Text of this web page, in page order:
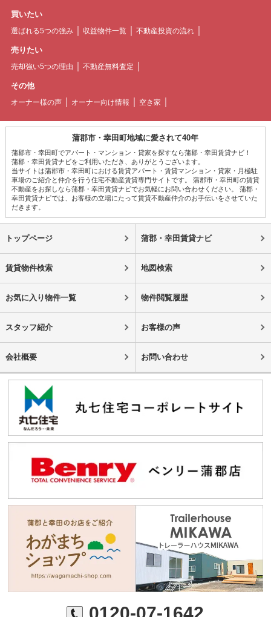
買いたい
選ばれる5つの強み 収益物件一覧 不動産投資の流れ
売りたい
売却強い5つの理由 不動産無料査定
その他
オーナー様の声 オーナー向け情報 空き家
蒲郡市・幸田町地域に愛されて40年
蒲郡市・幸田町でアパート・マンション・貸家を探すなら蒲郡・幸田賃貸ナビ！
蒲郡・幸田賃貸ナビをご利用いただき、ありがとうございます。
当サイトは蒲郡市・幸田町における賃貸アパート・賃貸マンション・貸家・月極駐
車場のご紹介と仲介を行う住宅不動産賃貸専門サイトです。 蒲郡市・幸田町の賃貸
不動産をお探しなら蒲郡・幸田賃貸ナビでお気軽にお問い合わせください。 蒲郡・
幸田賃貸ナビでは、お客様の立場にたって賃貸不動産仲介のお手伝いをさせていた
だきます。
トップページ 蒲郡・幸田賃貸ナビ
賃貸物件検索 地図検索
お気に入り物件一覧 物件閲覧履歴
スタッフ紹介 お客様の声
会社概要 お問い合わせ
0120-07-1642